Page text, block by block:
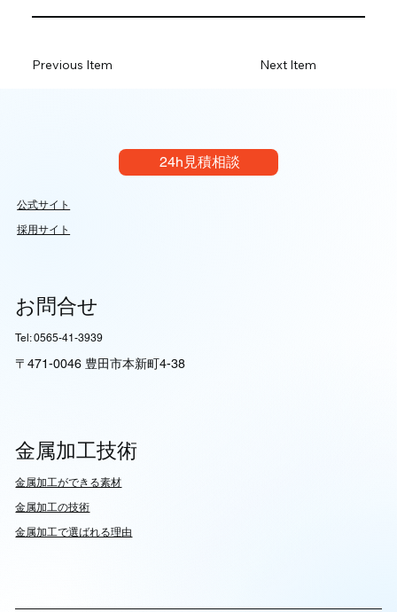
Next Item
Previous Item
24h見積相談
公式サイト
採用サイト
お問合せ
Tel: 0565-41-3939
〒471-0046 豊田市本新町4-38
金属加工技術
​金属加工ができる素材
​金属加工の技術
金属加工で選ばれる理由